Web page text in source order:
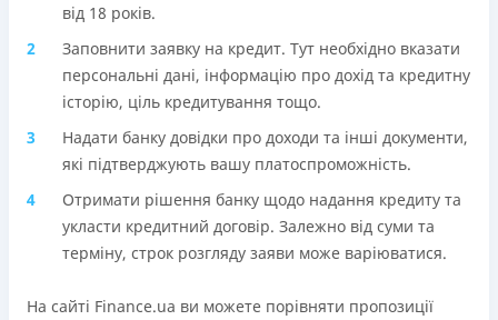
від 18 років.
Заповнити заявку на кредит. Тут необхідно вказати
персональні дані, інформацію про дохід та кредитну
історію, ціль кредитування тощо.
Надати банку довідки про доходи та інші документи,
які підтверджують вашу платоспроможність.
Отримати рішення банку щодо надання кредиту та
укласти кредитний договір. Залежно від суми та
терміну, строк розгляду заяви може варіюватися.
На сайті Finance.ua ви можете порівняти пропозиції